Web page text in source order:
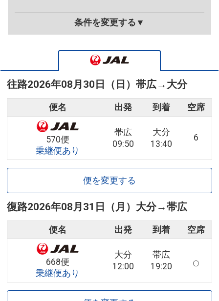
条件を変更する▼
往路2026年08月30日（日） 帯広→ 大分
便名 出発 到着 空席
570便
乗継便あり
帯広
09:50
大分
13:40
6
便を変更する
復路2026年08月31日（月） 大分→帯広
便名 出発 到着 空席
668便
乗継便あり
大分
12:00
帯広
19:20